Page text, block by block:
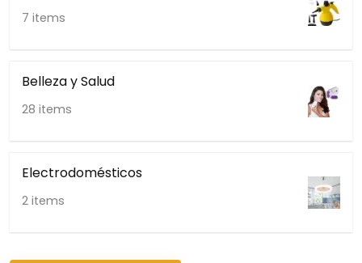
7 items
Belleza y Salud
28 items
Electrodomésticos
2 items